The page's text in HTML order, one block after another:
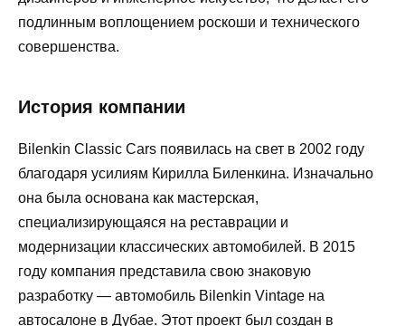
подлинным воплощением роскоши и технического
совершенства.
История компании
Bilenkin Classic Cars появилась на свет в 2002 году
благодаря усилиям Кирилла Биленкина. Изначально
она была основана как мастерская,
специализирующаяся на реставрации и
модернизации классических автомобилей. В 2015
году компания представила свою знаковую
разработку — автомобиль Bilenkin Vintage на
автосалоне в Дубае. Этот проект был создан в